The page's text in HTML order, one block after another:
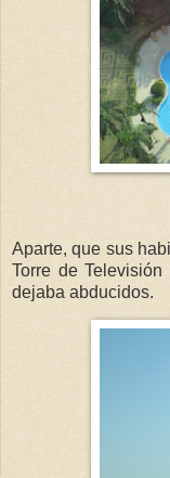
Aparte, que sus
Torre de
dejaba abducidos.